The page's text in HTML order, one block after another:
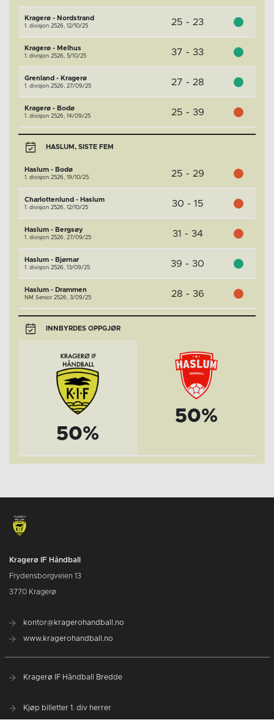
Kragerø - Nordstrand
1. divisjon 2526, 12/10/25 25 - 23
Kragerø - Melhus
1. divisjon 2526, 5/10/25 37 - 33
Grenland - Kragerø
1. divisjon 2526, 27/09/25 27 - 28
Kragerø - Bodø
1. divisjon 2526, 14/09/25 25 - 39
HASLUM, SISTE FEM
Haslum - Bodø
1. divisjon 2526, 19/10/25 25 - 29
Charlottenlund - Haslum
1. divisjon 2526, 12/10/25 30 - 15
Haslum - Bergsøy
1. divisjon 2526, 27/09/25 31 - 34
Haslum - Bjørnar
1. divisjon 2526, 13/09/25 39 - 30
Haslum - Drammen
NM Senior 2526, 3/09/25 28 - 36
INNBYRDES OPPGJØR
50%
50%
Kragerø IF Håndball
Frydensborgveien 13
3770 Kragerø
kontor@kragerohandball.no
www.kragerohandball.no
Kragerø IF Håndball Bredde
Kjøp billetter 1. div herrer